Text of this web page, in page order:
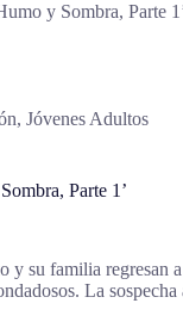
y Sombra, Parte
Jóvenes Adultos
Parte 1’
y su familia
La